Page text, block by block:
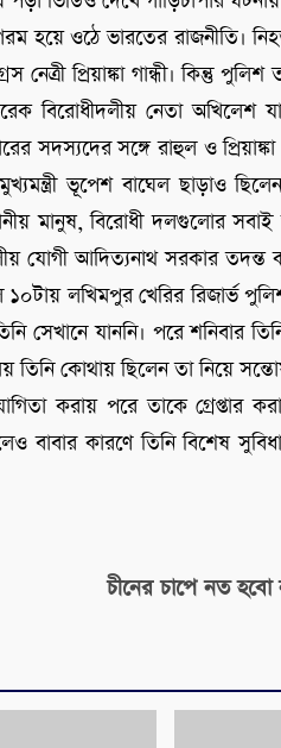
হয়ে ওঠে ভারতের রাজনীতি।
প্রিয়াঙ্কা গান্ধী। কিন্তু
বিরোধীদলীয় নেতা অখিলেশ
সদস্যদের সঙ্গে রাহুল ও
মুখ্যমন্ত্রী ভূপেশ বাঘেল ছাড়াও
মানুষ, বিরোধী দলগুলোর
যোগী আদিত্যনাথ সরকার
লখিমপুর খেরির রিজার্ভ পুলিশ
সেখানে যাননি। পরে শনিবার
কোথায় ছিলেন তা নিয়ে
করায় পরে তাকে গ্রেপ্তার
কারণে তিনি বিশেষ সুবিধা
চীনের চাপে নত হবো